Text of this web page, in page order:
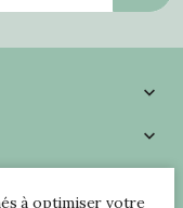



à optimiser votre